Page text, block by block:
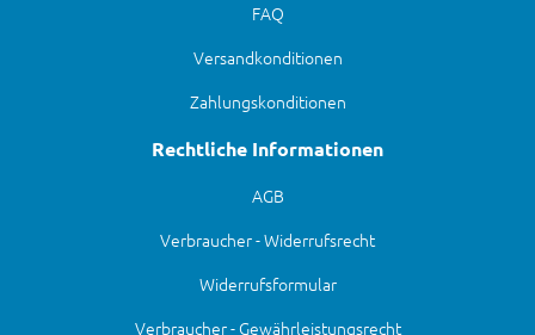
FAQ
Versandkonditionen
Zahlungskonditionen
Rechtliche Informationen
AGB
Verbraucher - Widerrufsrecht
Widerrufsformular
Verbraucher - Gewährleistungsrecht